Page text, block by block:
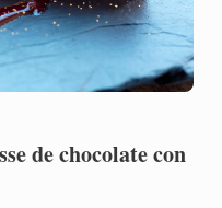
de chocolate con